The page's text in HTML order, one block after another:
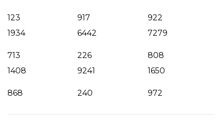
123 917
922
1934
713
6442
226
7279
808
1408
868
9241
240
1650
972